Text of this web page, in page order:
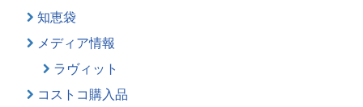
知恵袋
メディア情報
ラヴィット
コストコ購入品